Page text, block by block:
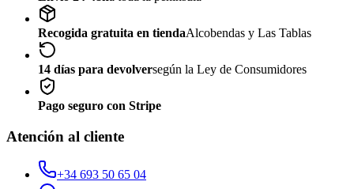
Recogida gratuita en tiendaAlcobendas y Las Tablas
14 días para devolversegún la Ley de Consumidores
Pago seguro con Stripe
Atención al cliente
+34 693 50 65 04